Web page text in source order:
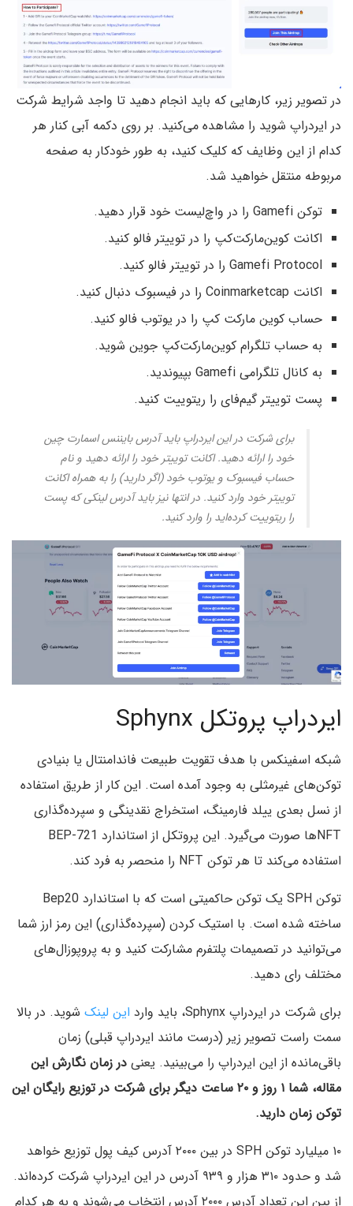
در تصویر زیر، کارهایی که باید انجام دهید تا واجد شرایط شرکت
در ایردراپ شوید را مشاهده می‌کنید. بر روی دکمه آبی کنار هر
کدام از این وظایف که کلیک کنید، به طور خودکار به صفحه
مربوطه منتقل خواهید شد.
توکن Gamefi را در واچ‌لیست خود قرار دهید.
اکانت کوین‌مارکت‌کپ را در توییتر فالو کنید.
Gamefi Protocol را در توییتر فالو کنید.
اکانت Coinmarketcap را در فیسبوک دنبال کنید.
حساب کوین مارکت کپ را در یوتوب فالو کنید.
به حساب تلگرام کوین‌مارکت‌کپ جوین شوید.
به کانال تلگرامی Gamefi بپیوندید.
پست توییتر گیم‌فای را ریتوییت کنید.
برای شرکت در این ایردراپ باید آدرس بایننس اسمارت چین
خود را ارائه دهید. اکانت توییتر خود را ارائه دهید و نام
حساب فیسبوک و یوتوب خود (اگر دارید) را به همراه اکانت
توییتر خود وارد کنید. در انتها نیز باید آدرس لینکی که پست
را ریتوییت کرده‌اید را وارد کنید.
ایردراپ پروتکل Sphynx
شبکه اسفینکس با هدف تقویت طبیعت فاندامنتال یا بنیادی
توکن‌های غیرمثلی به وجود آمده است. این کار از طریق استفاده
از نسل بعدی ییلد فارمینگ، استخراج نقدینگی و سپرده‌گذاری
NFTها صورت می‌گیرد. این پروتکل از استاندارد BEP-721
استفاده می‌کند تا هر توکن NFT را منحصر به فرد کند.
توکن SPH یک توکن حاکمیتی است که با استاندارد Bep20
ساخته شده است. با استیک کردن (سپرده‌گذاری) این رمز ارز شما
می‌توانید در تصمیمات پلتفرم مشارکت کنید و به پروپوزال‌های
مختلف رای دهید.
برای شرکت در ایردراپ Sphynx، باید وارد
این لینک شوید. در بالا
سمت راست تصویر زیر (درست مانند ایردراپ قبلی) زمان
باقی‌مانده از این ایردراپ را می‌بینید. یعنی در زمان نگارش این
مقاله، شما ۱ روز و ۲۰ ساعت دیگر برای شرکت در توزیع رایگان این
توکن زمان دارید.
۱۰ میلیارد توکن SPH در بین ۲۰۰۰ آدرس کیف پول توزیع خواهد
شد و حدود ۳۱۰ هزار و ۹۳۹ آدرس در این ایردراپ شرکت کرده‌اند.
از بین این تعداد آدرس ۲۰۰۰ آدرس انتخاب می‌شوند و به هر کدام